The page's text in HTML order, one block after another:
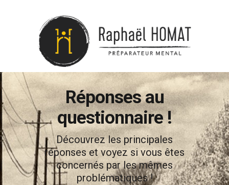
Réponses au
questionnaire !
Découvrez les principales
réponses et voyez si vous êtes
concernés par les mêmes
problématiques !